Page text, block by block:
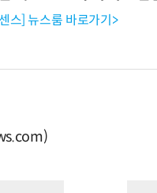
스] 뉴스룸 바로가기>